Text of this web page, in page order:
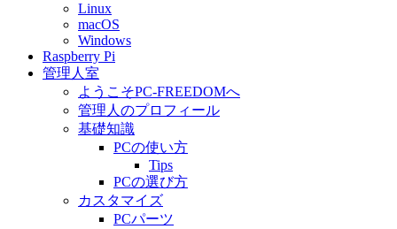
Linux
macOS
Windows
Raspberry Pi
管理人室
ようこそPC-FREEDOMへ
管理人のプロフィール
基礎知識
PCの使い方
Tips
PCの選び方
カスタマイズ
PCパーツ